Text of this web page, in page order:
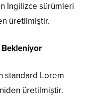
İngilizce sürümleri
üretilmiştir.
Bekleniyor
standard Lorem
üretilmiştir.